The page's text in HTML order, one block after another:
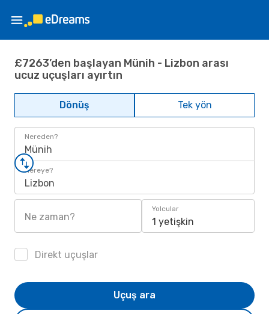
£7263’den başlayan Münih - Lizbon arası
ucuz uçuşları ayırtın
Dönüş Tek yön
Nereden?
Münih
Nereye?
Lizbon
Ne zaman?
Yolcular
1 yetişkin
Direkt uçuşlar
Uçuş ara